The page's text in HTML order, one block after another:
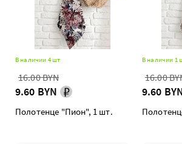
В наличии 4 шт
16.00 BYN
9.60 BYN
Полотенце "Пион", 1 шт.
В наличии 1
16.00
9.60